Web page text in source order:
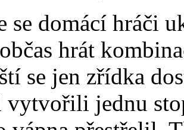
se domácí hráči
hrát
se jen zřídka
vytvořili jednu